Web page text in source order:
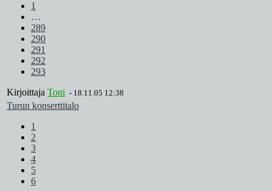
1
…
289
290
291
292
293
Kirjoittaja Toni - 18.11.05 12:38
Turun konserttitalo
1
2
3
4
5
6